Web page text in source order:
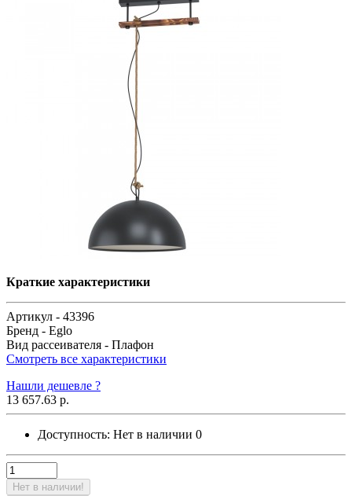
Краткие характеристики
Артикул - 43396
Бренд - Eglo
Вид рассеивателя - Плафон
Смотреть все характеристики
Нашли дешевле ?
13 657.63 р.
Доступность: Нет в наличии 0
Нет в наличии!